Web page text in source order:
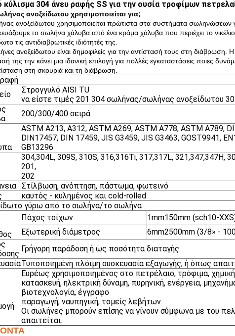
κύλισμα 304 άνευ ραφής SS για την ουσία τροφίμων
ανοξείδωτου χρησιμοποιείται για;
ανοξείδωτου χρησιμοποιείται πρώτιστα στα συστήματα σωληνώσεων
το σωλήνα χάλυβα από ένα κράμα χάλυβα που περιέχει το
τις αντιδιαβρωτικές ιδιότητές της.
ανοξείδωτου είναι δημοφιλείς για την αντίστασή τους στη
της την κάνει μια ιδανική επιλογή για πολλές εγκαταστάσεις ποιες
στη σκουριά και τη διάβρωση.
Στρογγυλό AISI TU
να είστε τιμές 201 304 σωλήνας/σωλήνας ανοξείδωτου
200/300/400 σειρά
ASTM A213, A312, ASTM A269, ASTM A778, ASTM A789,
DIN17457, DIN 17459, JIS G3459, JIS G3463, GOST9941,
GB13296
304,304L, 309S, 310S, 316,316Ti, 317,317L, 321,347,347H,
201,
202
Στίλβωση, ανόπτηση, πάστωμα, φωτεινό
καυτός - κυλημένος και cold-rolled
γύρω από το σωλήνα/το σωλήνα
Πάχος τοίχων
1mm150mm (sch10-
Εξωτερική διάμετρος
6mm2500mm (3/8» -
Γρήγορη παράδοση ή ως ποσότητα διαταγής.
Τυποποιημένη πλόιμη συσκευασία εξαγωγής, ή όπως
Ευρέως χρησιμοποιημένος στο πετρέλαιο, τρόφιμα,
κατασκευή, ηλεκτρική δύναμη, πυρηνική, ενέργεια,
βιοτεχνολογία, έγγραφο
παραγωγή, ναυπηγική, τομείς λεβήτων.
Οι σωλήνες μπορούν επίσης να γίνουν σύμφωνα με του
απαιτείται.